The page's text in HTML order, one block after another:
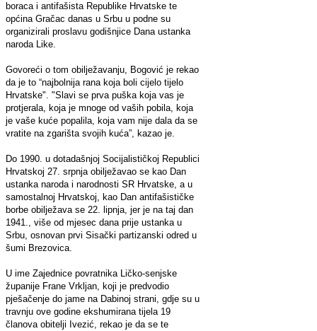
boraca i antifašista Republike Hrvatske te
općina Gračac danas u Srbu u podne su
organizirali proslavu godišnjice Dana ustanka
naroda Like.
Govoreći o tom obilježavanju, Bogović je rekao
da je to “najbolnija rana koja boli cijelo tijelo
Hrvatske". "Slavi se prva puška koja vas je
protjerala, koja je mnoge od vaših pobila, koja
je vaše kuće popalila, koja vam nije dala da se
vratite na zgarišta svojih kuća”, kazao je.
Do 1990. u dotadašnjoj Socijalističkoj Republici
Hrvatskoj 27. srpnja obilježavao se kao Dan
ustanka naroda i narodnosti SR Hrvatske, a u
samostalnoj Hrvatskoj, kao Dan antifašističke
borbe obilježava se 22. lipnja, jer je na taj dan
1941., više od mjesec dana prije ustanka u
Srbu, osnovan prvi Sisački partizanski odred u
šumi Brezovica.
U ime Zajednice povratnika Ličko-senjske
županije Frane Vrkljan, koji je predvodio
pješačenje do jame na Dabinoj strani, gdje su u
travnju ove godine ekshumirana tijela 19
članova obitelji Ivezić, rekao je da se te